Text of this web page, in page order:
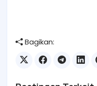
Bagikan: